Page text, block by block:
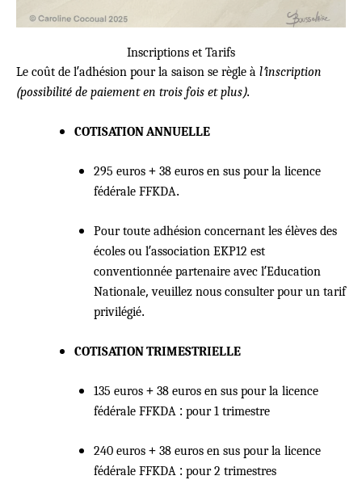
Inscriptions et Tarifs
Le coût de l’adhésion pour la saison se règle àl’inscription
(possibilité de paiement en trois fois et plus).
COTISATION ANNUELLE
295 euros + 38 euros en sus pour la licence
fédérale FFKDA.
Pour toute adhésion concernant les élèves des
écoles ou l’association EKP12 est
conventionnée partenaire avec l’Education
Nationale, veuillez nous consulter pour un tarif
privilégié.
COTISATION TRIMESTRIELLE
135 euros + 38 euros en sus pour la licence
fédérale FFKDA : pour 1 trimestre
240 euros + 38 euros en sus pour la licence
fédérale FFKDA : pour 2 trimestres